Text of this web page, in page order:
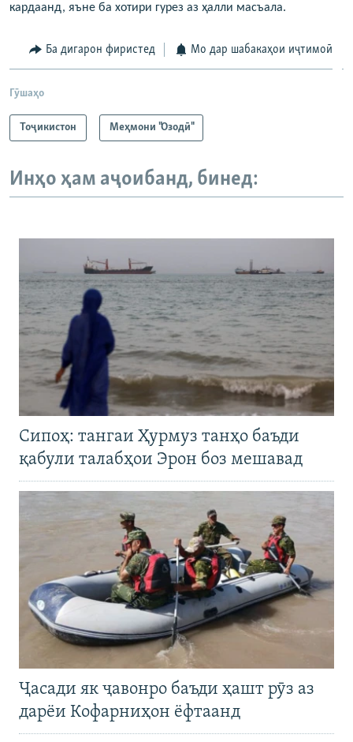
кардаанд, яъне ба хотири гурез аз ҳалли масъала.
Ба дигарон фиристед Мо дар шабакаҳои иҷтимоӣ
Гӯшаҳо
Тоҷикистон Меҳмони "Озодӣ"
Инҳо ҳам аҷоибанд, бинед:
Сипоҳ: тангаи Ҳурмуз танҳо баъди
қабули талабҳои Эрон боз мешавад
Ҷасади як ҷавонро баъди ҳашт рӯз аз
дарёи Кофарниҳон ёфтаанд